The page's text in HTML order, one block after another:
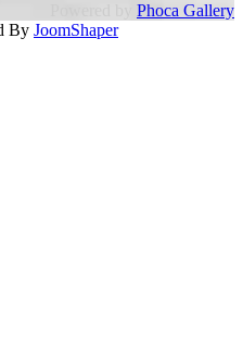
Phoca Gallery
By JoomShaper